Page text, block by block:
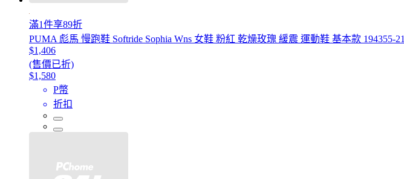
滿1件享89折
PUMA 彪馬 慢跑鞋 Softride Sophia Wns 女鞋 粉紅 乾燥玫瑰 緩震 運動鞋 基本款 194355-21
$1,406
(售價已折)
$1,580
P幣
折扣